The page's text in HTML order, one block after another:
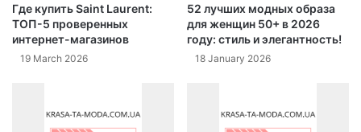
Где купить Saint Laurent:
ТОП-5 проверенных
интернет-магазинов
19 March 2026
52 лучших модных образа
для женщин 50+ в 2026
году: стиль и элегантность!
18 January 2026